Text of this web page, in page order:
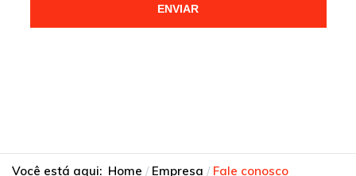
ENVIAR
Você está aqui: Home Empresa Fale conosco